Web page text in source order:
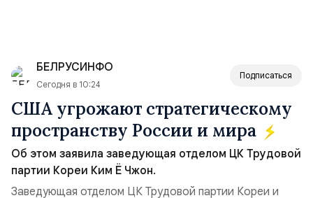
БЕЛРУСИНФО
Сегодня в 10:24
Подписаться
США угрожают стратегическому
пространству России и мира
Об этом заявила заведующая отделом ЦК Трудовой
партии Кореи Ким Ё Чжон.
Заведующая отделом ЦК Трудовой партии Кореи и